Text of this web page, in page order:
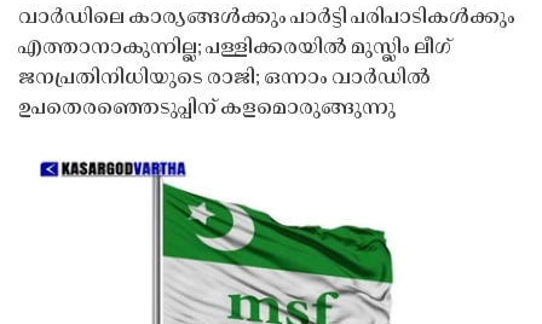
വാർഡിലെ കാര്യങ്ങൾക്കും പാർട്ടി പരിപാടികൾക്കും
എത്താനാകുന്നില്ല; പള്ളിക്കരയിൽ മുസ്ലിം ലീഗ്
ജനപ്രതിനിധിയുടെ രാജി; ഒന്നാം വാർഡിൽ
ഉപതെരഞ്ഞെടുപ്പിന് കളമൊരുങ്ങുന്നു